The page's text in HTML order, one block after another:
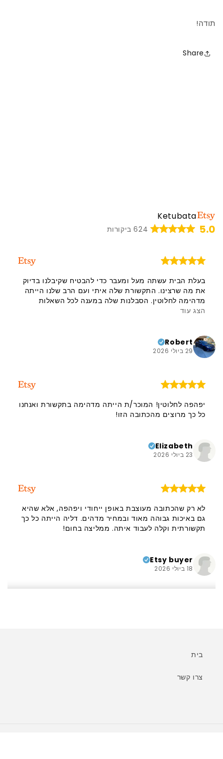
תודה!
Share
Ketubata
5.0 624 ביקורות
בעלת הבית עשתה מעל ומעבר כדי להבטיח שקיבלנו בדיוק
את מה שרצינו. התקשורת שלה איתי ועם הרב שלנו הייתה
מדהימה לחלוטין. הסבלנות שלה במענה לכל השאלות
והדאגות והדרכתה אותנו בתהליך הייתה מדהימה. אני
ועל המוצר שלה. תודה!!
הצג עוד
Robert
29 ביולי 2026
יפהפה לחלוטין! המוכר/ת הייתה מדהימה בתקשורת ואנחנו
כל כך מרוצים מהכתובה הזו!
Elizabeth
23 ביולי 2026
לא רק שהכתובה מעוצבת באופן ייחודי ויפהפה, אלא שהיא
גם באיכות גבוהה מאוד ובמחיר מדהים. דליה הייתה כל כך
תקשורתית וקלה לעבוד איתה. ממליצה בחום!
Etsy buyer
18 ביולי 2026
Aronבית
צרו קשר